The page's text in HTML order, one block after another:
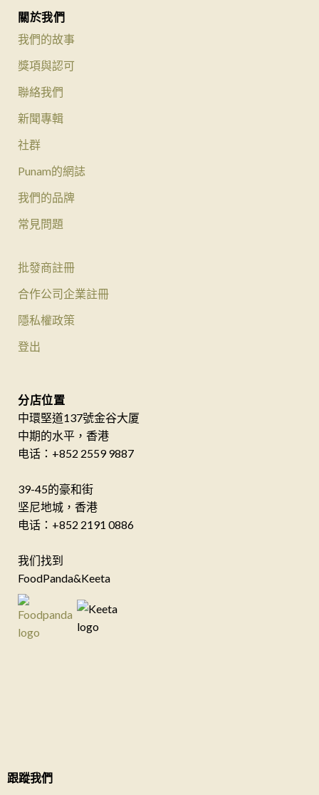
關於我們
我們的故事
獎項與認可
聯絡我們
新聞專輯
社群
Punam的網誌
我們的品牌
常見問題
批發商註冊
合作公司企業註冊
隱私權政策
登出
分店位置
中環堅道137號金谷大厦
中期的水平，香港
电话：+852 2559 9887
39-45的豪和街
坚尼地城，香港
电话：+852 2191 0886
我们找到
FoodPanda&Keeta
跟蹤我們